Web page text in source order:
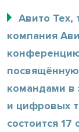
Авито Тех,
компания
командами в
и цифровых
состоится